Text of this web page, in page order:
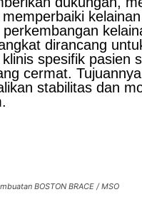
dirancang
spesifik pasien
cermat.
stabilitas dan
BOSTON BRACE / MSO